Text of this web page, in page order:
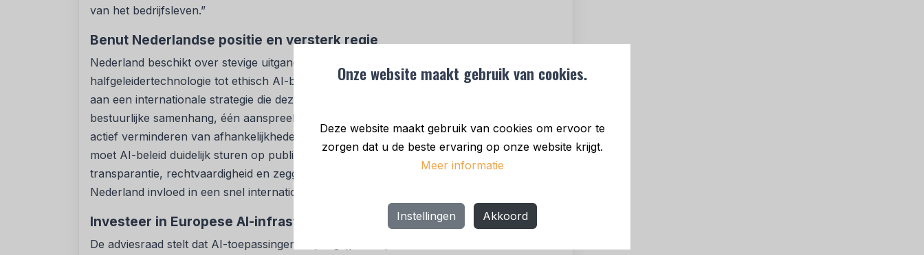
Onze website maakt gebruik van cookies.
Deze website maakt gebruik van cookies om ervoor te
zorgen dat u de beste ervaring op onze website krijgt.
Meer informatie
Instellingen Akkoord
van het bedrijfsleven.”
Benut Nederlandse positie en versterk regie
Nederland beschikt over stevige uitgangsposities: van kennisinstellingen en
halfgeleidertechnologie tot ethisch AI-beleid en digitale infrastructuur. Toch ontbreekt het
aan een internationale strategie die deze kwaliteiten verbindt. De AIV pleit voor meer
bestuurlijke samenhang, één aanspreekpunt voor internationale AI-samenwerking en het
actief verminderen van afhankelijkheden, zoals van buitenlandse cloudproviders. Daarbij
moet AI-beleid duidelijk sturen op publieke belangen: innovatie moet bijdragen aan
transparantie, rechtvaardigheid en zeggenschap. Alleen met koersvaste regie behoudt
Nederland invloed in een snel internationaliserend AI-landschap.
Investeer in Europese AI-infrastructuur en toezicht
De adviesraad stelt dat AI-toepassingen diep ingrijpen in publieke waarden: ze